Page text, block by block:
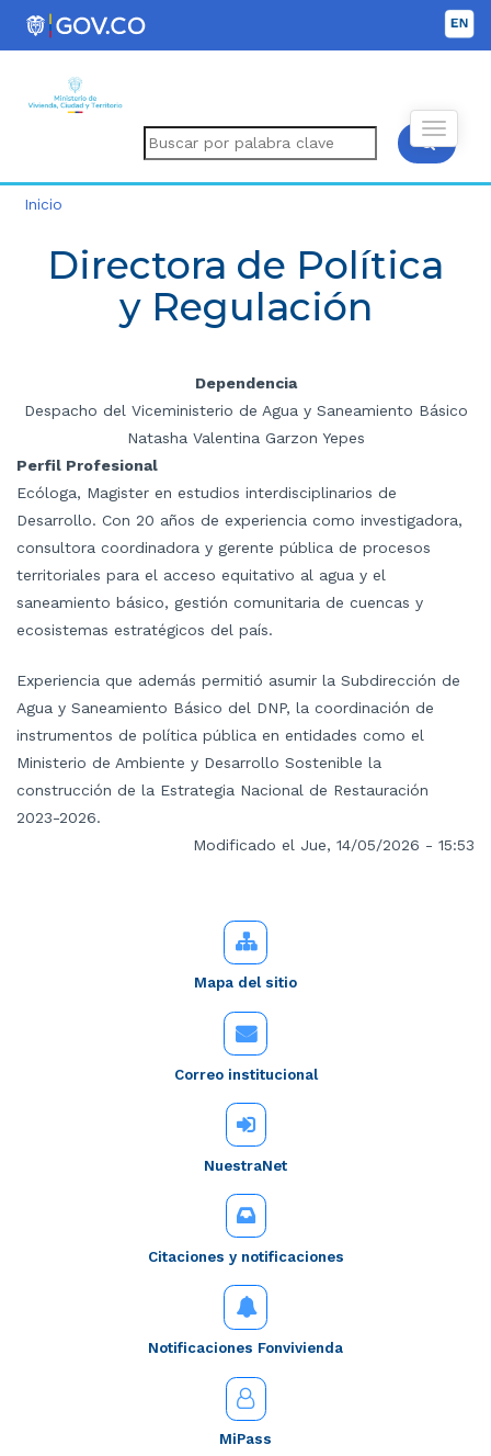
Inicio
Directora de Política
y Regulación
Dependencia
Despacho del Viceministerio de Agua y Saneamiento Básico
Natasha Valentina Garzon Yepes
Perfil Profesional
Ecóloga, Magister en estudios interdisciplinarios de
Desarrollo. Con 20 años de experiencia como investigadora,
consultora coordinadora y gerente pública de procesos
territoriales para el acceso equitativo al agua y el
saneamiento básico, gestión comunitaria de cuencas y
ecosistemas estratégicos del país.
Experiencia que además permitió asumir la Subdirección de
Agua y Saneamiento Básico del DNP, la coordinación de
instrumentos de política pública en entidades como el
Ministerio de Ambiente y Desarrollo Sostenible la
construcción de la Estrategia Nacional de Restauración
2023-2026.
Modificado el Jue, 14/05/2026 - 15:53
Mapa del sitio
Correo institucional
NuestraNet
Citaciones y notificaciones
Notificaciones Fonvivienda
MiPass